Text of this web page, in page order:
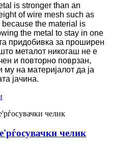
is stronger than an
of wire mesh such as
the material is
the metal to stay in one
придобивка за проширен
металот никогаш не е
и повторно поврзан,
му на материјалот да ја
јачина.
челик